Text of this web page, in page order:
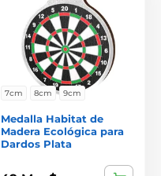
7cm 8cm 9cm
Medalla Habitat de
Madera Ecológica para
Dardos Plata